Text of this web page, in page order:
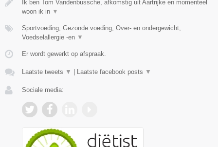
Ik ben Tom Vandenbussche, afkomstig uit Aartrijke en momenteel
woon ik in ▼
Sportvoeding, Gezonde voeding, Over- en ondergewicht,
Voedselallergie -en ▼
Er wordt gewerkt op afspraak.
Laatste tweets ▼ | Laatste facebook posts ▼
Sociale media: